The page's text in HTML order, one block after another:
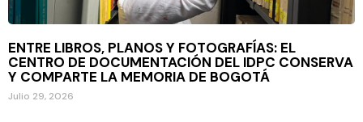
ENTRE LIBROS, PLANOS Y FOTOGRAFÍAS: EL
CENTRO DE DOCUMENTACIÓN DEL IDPC CONSERVA
Y COMPARTE LA MEMORIA DE BOGOTÁ
Julio 29, 2026